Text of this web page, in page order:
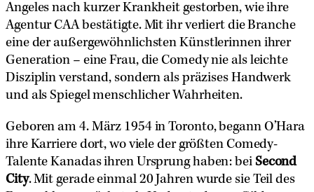
Angeles nach kurzer Krankheit gestorben, wie ihre
Agentur CAA bestätigte. Mit ihr verliert die Branche
eine der außergewöhnlichsten Künstlerinnen ihrer
Generation – eine Frau, die Comedy nie als leichte
Disziplin verstand, sondern als präzises Handwerk
und als Spiegel menschlicher Wahrheiten.
Geboren am 4. März 1954 in Toronto, begann O’Hara
ihre Karriere dort, wo viele der größten Comedy-
Talente Kanadas ihren Ursprung haben: bei Second
City. Mit gerade einmal 20 Jahren wurde sie Teil des